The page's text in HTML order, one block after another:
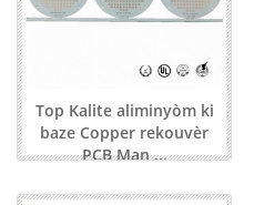
Top Kalite aliminyòm ki
baze Copper rekouvèr
PCB Man ...